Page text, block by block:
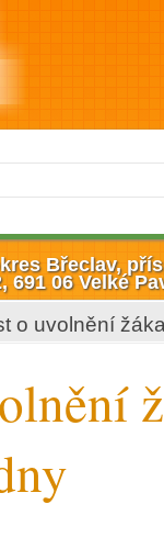
Břeclav,
691 06 Velké
o uvolnění